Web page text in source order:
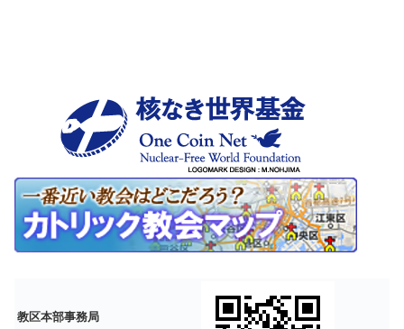
教区本部事務局